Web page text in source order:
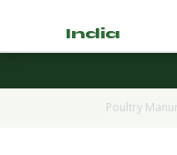
India
Poultry